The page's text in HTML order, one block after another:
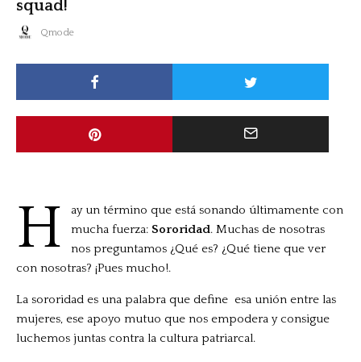
squad!
Qmode
H
ay un término que está sonando últimamente con
mucha fuerza: Sororidad. Muchas de nosotras
nos preguntamos ¿Qué es? ¿Qué tiene que ver
con nosotras? ¡Pues mucho!.
La sororidad es una palabra que define esa unión entre las
mujeres, ese apoyo mutuo que nos empodera y consigue
luchemos juntas contra la cultura patriarcal.